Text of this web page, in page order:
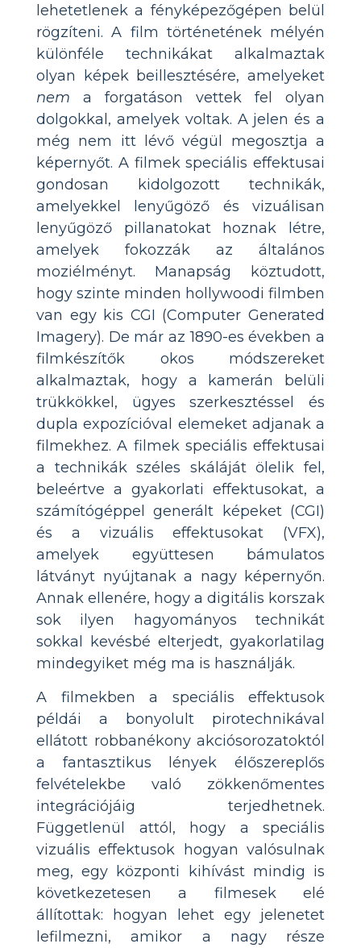
lehetetlenek a fényképezőgépen belül
rögzíteni. A film történetének mélyén
különféle technikákat alkalmaztak
olyan képek beillesztésére, amelyeket
nem a forgatáson vettek fel olyan
dolgokkal, amelyek voltak. A jelen és a
még nem itt lévő végül megosztja a
képernyőt. A filmek speciális effektusai
gondosan kidolgozott technikák,
amelyekkel lenyűgöző és vizuálisan
lenyűgöző pillanatokat hoznak létre,
amelyek fokozzák az általános
moziélményt. Manapság köztudott,
hogy szinte minden hollywoodi filmben
van egy kis CGI (Computer Generated
Imagery). De már az 1890-es években a
filmkészítők okos módszereket
alkalmaztak, hogy a kamerán belüli
trükkökkel, ügyes szerkesztéssel és
dupla expozícióval elemeket adjanak a
filmekhez. A filmek speciális effektusai
a technikák széles skáláját ölelik fel,
beleértve a gyakorlati effektusokat, a
számítógéppel generált képeket (CGI)
és a vizuális effektusokat (VFX),
amelyek együttesen bámulatos
látványt nyújtanak a nagy képernyőn.
Annak ellenére, hogy a digitális korszak
sok ilyen hagyományos technikát
sokkal kevésbé elterjedt, gyakorlatilag
mindegyiket még ma is használják.
A filmekben a speciális effektusok
példái a bonyolult pirotechnikával
ellátott robbanékony akciósorozatoktól
a fantasztikus lények élőszereplős
felvételekbe való zökkenőmentes
integrációjáig terjedhetnek.
Függetlenül attól, hogy a speciális
vizuális effektusok hogyan valósulnak
meg, egy központi kihívást mindig is
következetesen a filmesek elé
állítottak: hogyan lehet egy jelenetet
lefilmezni, amikor a nagy része